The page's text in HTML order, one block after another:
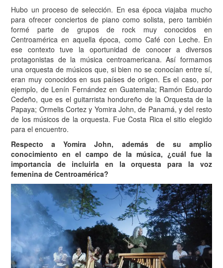
Hubo un proceso de selección. En esa época viajaba mucho
para ofrecer conciertos de piano como solista, pero también
formé parte de grupos de rock muy conocidos en
Centroamérica en aquella época, como Café con Leche. En
ese contexto tuve la oportunidad de conocer a diversos
protagonistas de la música centroamericana. Así formamos
una orquesta de músicos que, si bien no se conocían entre sí,
eran muy conocidos en sus países de origen. Es el caso, por
ejemplo, de Lenín Fernández en Guatemala; Ramón Eduardo
Cedeño, que es el guitarrista hondureño de la Orquesta de la
Papaya; Ormelis Cortez y Yomira John, de Panamá, y del resto
de los músicos de la orquesta. Fue Costa Rica el sitio elegido
para el encuentro.
Respecto a Yomira John, además de su amplio
conocimiento en el campo de la música, ¿cuál fue la
importancia de incluirla en la orquesta para la voz
femenina de Centroamérica?